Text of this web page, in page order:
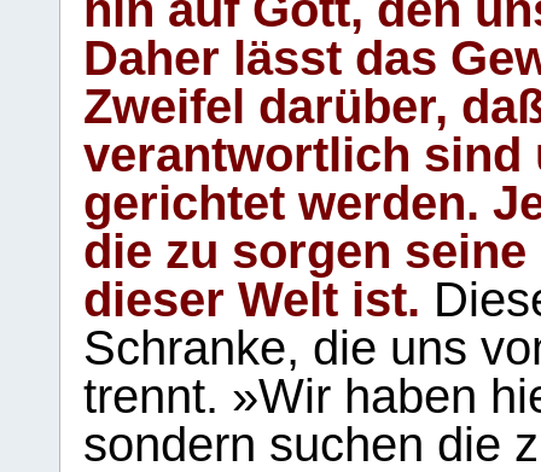
Daher lässt das
Zweifel darüber,
verantwortlich sind
gerichtet werden.
die zu sorgen
dieser Welt ist.
Schranke, die uns
trennt. »Wir haben
sondern suchen die